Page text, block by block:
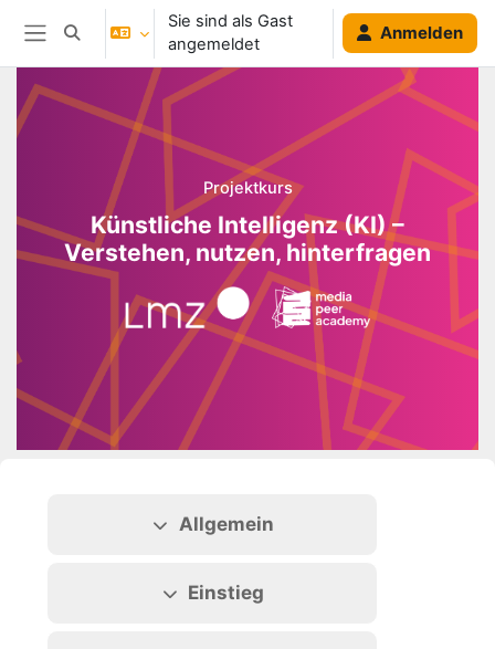
Zum Hauptinhalt
Website-Übersicht
Sucheingabe umschalten
Sie sind als Gast
angemeldet
Anmelden
Blöcke
Projektkurs
Künstliche Intelligenz (KI) –
Verstehen, nutzen, hinterfragen
Allgemein
Einstieg